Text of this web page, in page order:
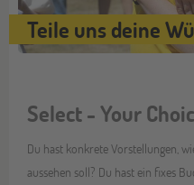
Teile uns deine
Select - Your
Du hast konkrete Vorstellungen,
aussehen soll? Du hast ein fixes